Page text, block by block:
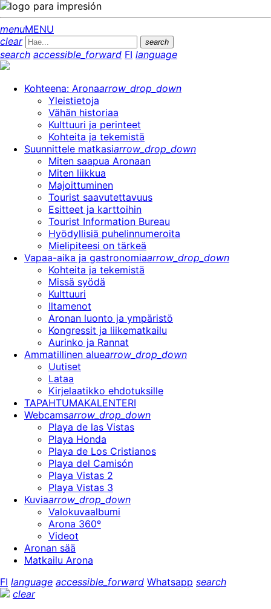
menuMENU
clear
search
search accessible_forward FI language
Kohteena: Aronaarrow_drop_down
Yleistietoja
Vähän historiaa
Kulttuuri ja perinteet
Kohteita ja tekemistä
Suunnittele matkasiarrow_drop_down
Miten saapua Aronaan
Miten liikkua
Majoittuminen
Tourist saavutettavuus
Esitteet ja karttoihin
Tourist Information Bureau
Hyödyllisiä puhelinnumeroita
Mielipiteesi on tärkeä
Vapaa-aika ja gastronomiaarrow_drop_down
Kohteita ja tekemistä
Missä syödä
Kulttuuri
Iltamenot
Aronan luonto ja ympäristö
Kongressit ja liikematkailu
Aurinko ja Rannat
Ammatillinen aluearrow_drop_down
Uutiset
Lataa
Kirjelaatikko ehdotuksille
TAPAHTUMAKALENTERI
Webcamsarrow_drop_down
Playa de las Vistas
Playa Honda
Playa de Los Cristianos
Playa del Camisón
Playa Vistas 2
Playa Vistas 3
Kuviaarrow_drop_down
Valokuvaalbumi
Arona 360º
Videot
Aronan sää
Matkailu Arona
FI language accessible_forward Whatsapp search
clear